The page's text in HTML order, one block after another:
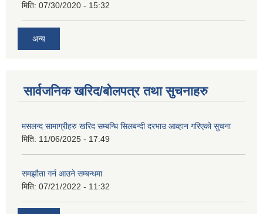
मिति: 07/30/2020 - 15:32
अन्य
सार्वजनिक खरिद/बोलपत्र तथा सुचनाहरु
मसलन्द सामाग्रीहरु खरिद सम्बन्धि सिलबन्दी दरभाउ आव्हान गरिएको सुचना
मिति: 11/06/2025 - 17:49
समझौता गर्न आउने सम्बन्धमा
मिति: 07/21/2022 - 11:32